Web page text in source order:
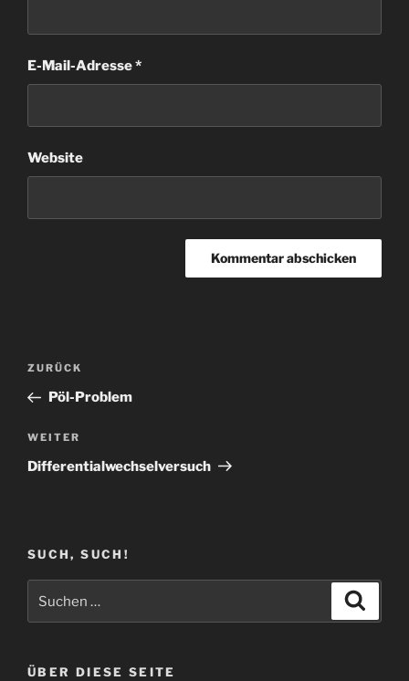
E-Mail-Adresse*
Website
Beitragsnavigation
Vorheriger
Beitrag
ZURÜCK
Pöl-Problem
Nächster
Beitrag
WEITER
Differentialwechselversuch
SUCH, SUCH!
nach:
ÜBER DIESE SEITE